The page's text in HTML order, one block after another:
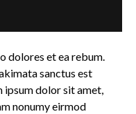
dolores et ea rebum.
sanctus est
ipsum dolor sit amet,
nonumy eirmod